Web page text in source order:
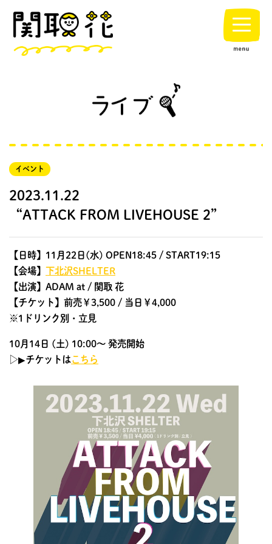
イベント
2023.11.22
“ATTACK FROM LIVEHOUSE 2”
【日時】11月22日(水) OPEN18:45 / START19:15
【会場】 下北沢SHELTER
【出演】ADAM at / 関取 花
【チケット】前売￥3,500 / 当日￥4,000
※1ドリンク別・立見
10月14日 (土) 10:00〜 発売開始
▷▶︎チケットはこちら